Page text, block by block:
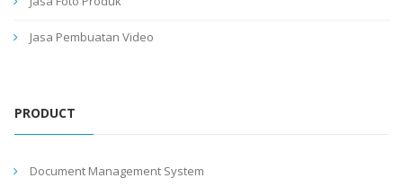
Jasa Pembuatan Video
PRODUCT
Document Management System